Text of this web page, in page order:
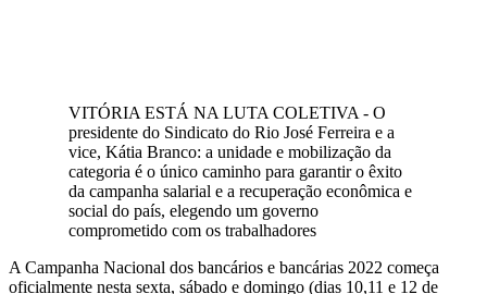
VITÓRIA ESTÁ NA LUTA COLETIVA - O
presidente do Sindicato do Rio José Ferreira e a
vice, Kátia Branco: a unidade e mobilização da
categoria é o único caminho para garantir o êxito
da campanha salarial e a recuperação econômica e
social do país, elegendo um governo
comprometido com os trabalhadores
A Campanha Nacional dos bancários e bancárias 2022 começa
oficialmente nesta sexta, sábado e domingo (dias 10,11 e 12 de